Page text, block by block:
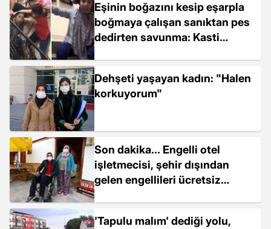
Eşinin boğazını kesip eşarpla
boğmaya çalışan sanıktan pes
dedirten savunma: Kasti
Dehşeti yaşayan kadın: "Halen
korkuyorum"
Son dakika... Engelli otel
işletmecisi, şehir dışından
gelen engellileri ücretsiz
'Tapulu malım' dediği yolu,